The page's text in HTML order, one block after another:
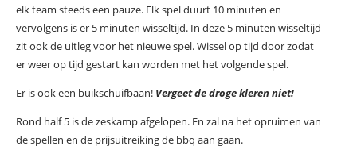
elk team steeds een pauze. Elk spel duurt 10 minuten en
vervolgens is er 5 minuten wisseltijd. In deze 5 minuten wisseltijd
zit ook de uitleg voor het nieuwe spel. Wissel op tijd door zodat
er weer op tijd gestart kan worden met het volgende spel.
Er is ook een buikschuifbaan! Vergeet de droge kleren niet!
Rond half 5 is de zeskamp afgelopen. En zal na het opruimen van
de spellen en de prijsuitreiking de bbq aan gaan.